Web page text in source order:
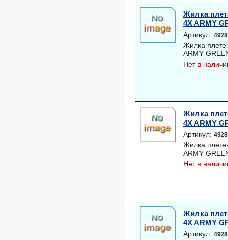
Жилка
4X ARMY
Артикул:
Жилка
ARMY
Нет в
Жилка
4X ARMY
Артикул:
Жилка
ARMY
Нет в
Жилка
4X ARMY
Артикул: